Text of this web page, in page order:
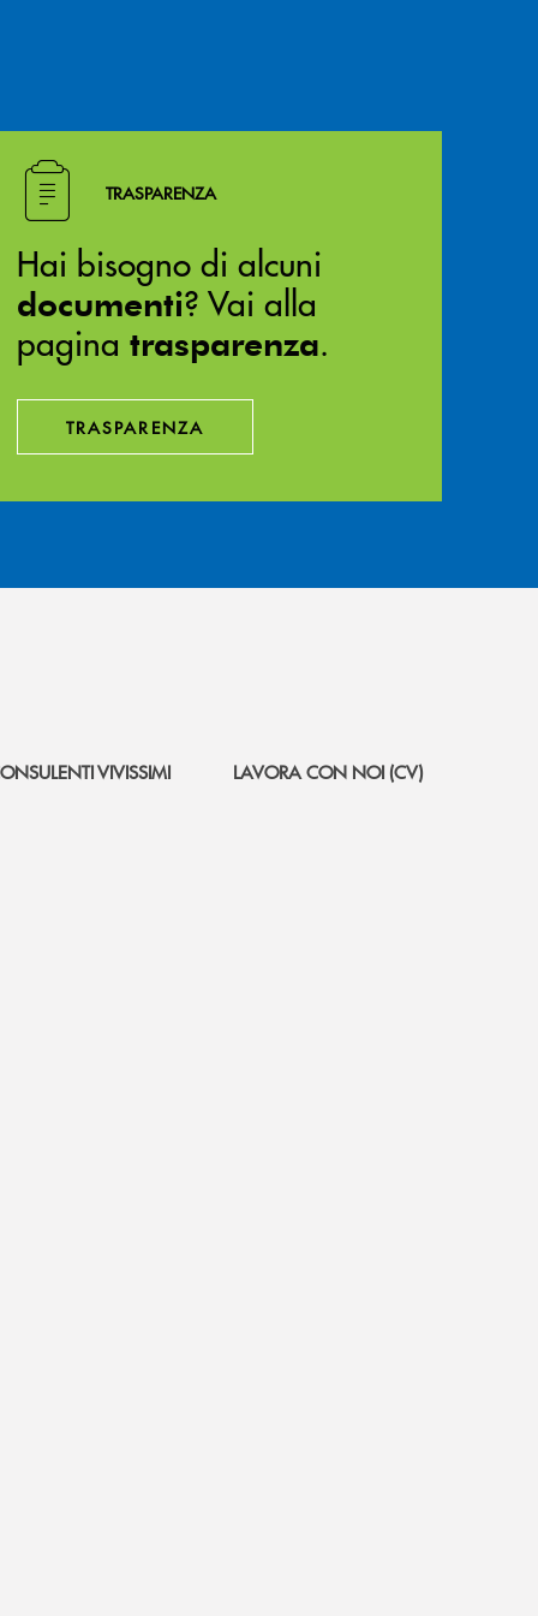
Hai bisogno di alcuni documenti ? Vai alla pagina
TRASPARENZA
Hai bisogno di alcuni
documenti? Vai alla
pagina trasparenza.
TRASPARENZA
VIVISSIMI LAVORA CON NOI (CV)